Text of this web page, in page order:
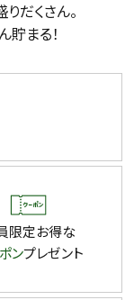
だくさん。
貯まる！
限定お得な
ンプレゼント